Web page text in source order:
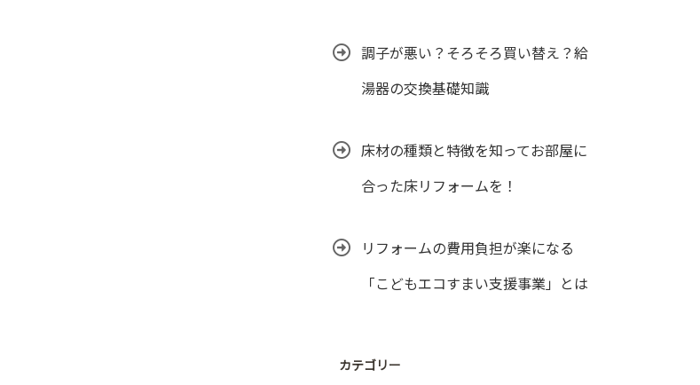
調子が悪い？そろそろ買い替え？給
湯器の交換基礎知識
床材の種類と特徴を知ってお部屋に
合った床リフォームを！
リフォームの費用負担が楽になる
「こどもエコすまい支援事業」とは
カテゴリー